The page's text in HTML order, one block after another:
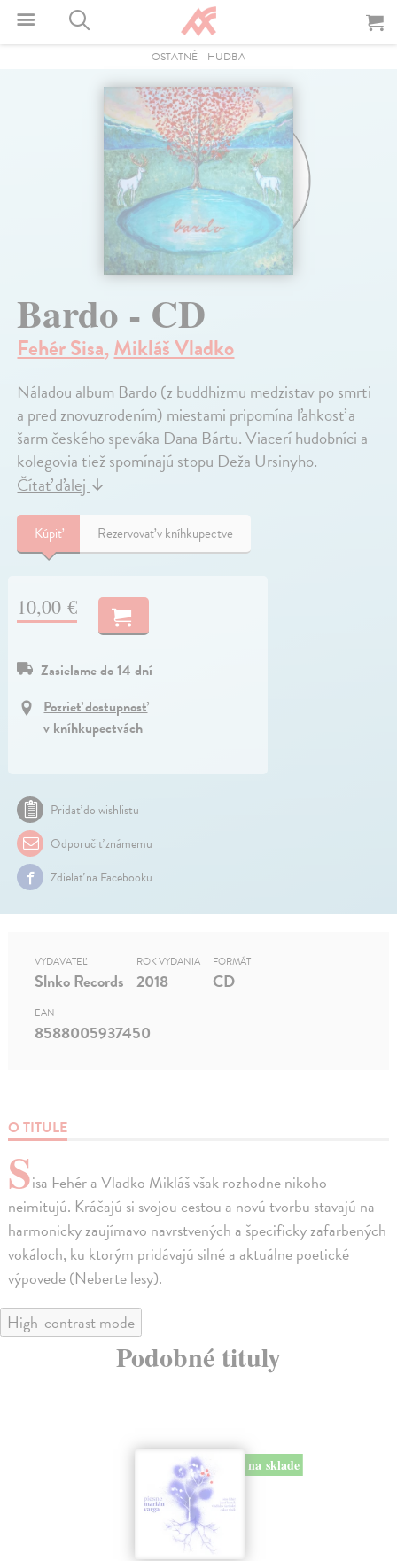
OSTATNÉ - HUDBA
Bardo - CD
Fehér Sisa,Mikláš Vladko
Náladou album Bardo (z buddhizmu medzistav po smrti
a pred znovuzrodením) miestami pripomína ľahkosť a
šarm českého speváka Dana Bártu. Viacerí hudobníci a
kolegovia tiež spomínajú stopu Deža Ursinyho.
Čítať ďalej↓
Kúpiť Rezervovať v kníhkupectve
10,00 €
Zasielame do 14 dní
Pozrieť dostupnosť
v kníhkupectvách
Pridať do wishlistu
Odporučiť známemu
Zdielať na Facebooku
O TITULE
Sisa Fehér a Vladko Mikláš však rozhodne nikoho
neimitujú. Kráčajú si svojou cestou a novú tvorbu stavajú na
harmonicky zaujímavo navrstvených a špecificky zafarbených
vokáloch, ku ktorým pridávajú silné a aktuálne poetické
výpovede (Neberte lesy).
VYDAVATEĽ
Slnko Records
ROK VYDANIA
2018
FORMÁT
CD
EAN
8588005937450
High-contrast mode
Podobné tituly
na sklade